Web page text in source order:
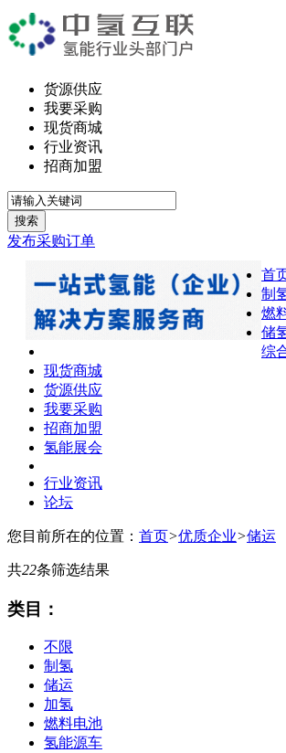
货源供应
我要采购
现货商城
行业资讯
招商加盟
搜索
发布采购订单
首
制
燃
储
综
现货商城
货源供应
我要采购
招商加盟
氢能展会
行业资讯
论坛
您目前所在的位置： 首页>优质企业>储运
共22条筛选结果
类目：
不限
制氢
储运
加氢
燃料电池
氢能源车